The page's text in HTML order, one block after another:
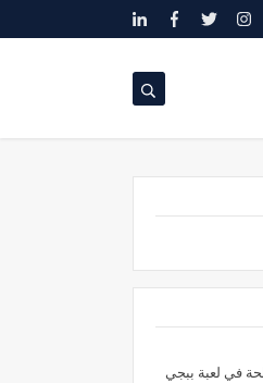
في لعبة ببجي